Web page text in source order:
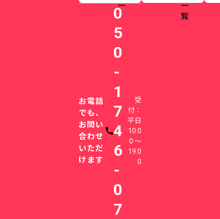
ー
一
覧
お電話
でも、
お問い
合わせ
いただ
けます
電話番号
0
5
0
-
1
7
4
6
-
0
7
受
付：
平日
10:0
0 〜
19:0
0